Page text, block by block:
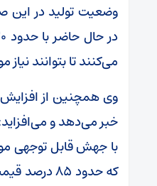
وضعیت تولید در این
می‌کنند تا بتوانند نیاز
وی همچنین از
با جهش قابل توجهی
که حدود ۸۵